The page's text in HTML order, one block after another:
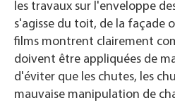
les travaux sur l'enveloppe
s'agisse du toit, de la façade
films montrent clairement
doivent être appliquées de
d'éviter que les chutes, les
mauvaise manipulation de